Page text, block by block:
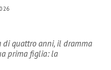
di quattro anni, il dramma
prima figlia: la